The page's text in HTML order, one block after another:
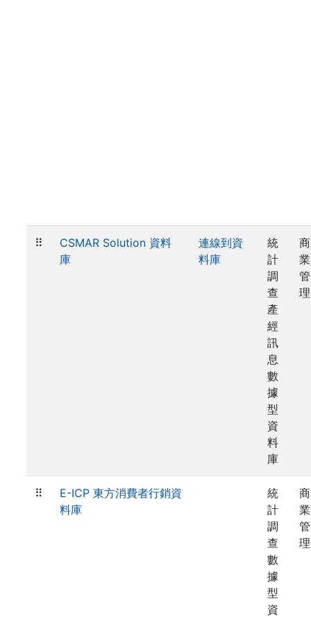
⠿
CSMAR Solution 資料
庫
連線到資
料庫
統
計
調
查
產
經
訊
息
數
據
型
資
料
庫
商
業
管
理
⠿
E-ICP 東方消費者行銷資
料庫
統
計
調
查
數
據
型
資
商
業
管
理